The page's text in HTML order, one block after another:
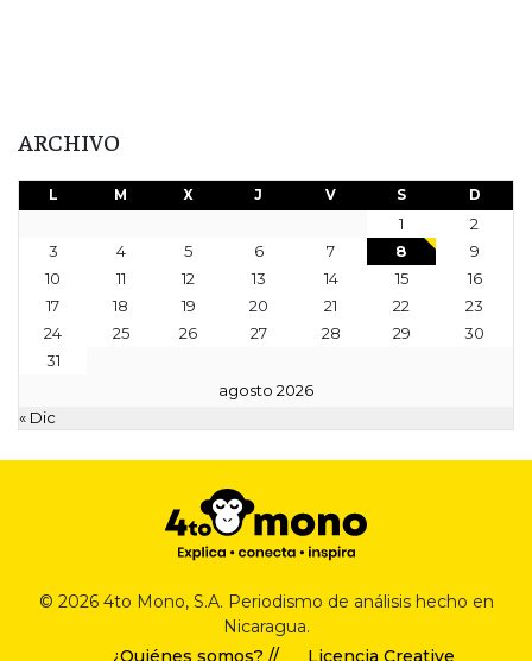
ARCHIVO
agosto 2026
L M X J V S D
1
2
3
4 5 6 7 8
9
10
11 12 13 14 15
16
17
18 19 20 21 22
23
24
25 26 27 28 29
30
31
« Dic
© 2026 4to Mono, S.A. Periodismo de análisis hecho en
Nicaragua.
¿Quiénes somos? //
Licencia Creative